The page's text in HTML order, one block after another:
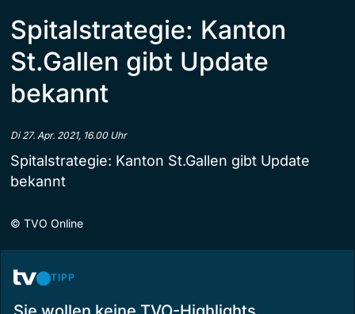
Spitalstrategie: Kanton
St.Gallen gibt Update
bekannt
Di 27. Apr. 2021, 16.00 Uhr
Spitalstrategie: Kanton St.Gallen gibt Update
bekannt
© TVO Online
TIPP